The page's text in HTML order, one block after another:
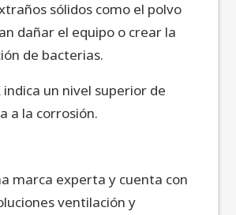
sólidos como el polvo
dañar el equipo o crear la
de bacterias.
indica un nivel superior de
a la corrosión.
marca experta y cuenta con
ventilación y